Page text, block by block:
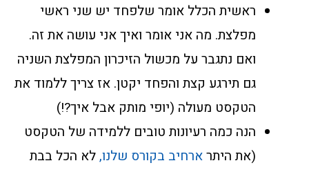
ראשית הכלל אומר שלפחד יש שני ראשי
מפלצת. מה אני אומר ואיך אני עושה את זה.
ואם נתגבר על מכשול הזיכרון המפלצת השניה
גם תירגע קצת והפחד יקטן. אז צריך ללמוד את
הטקסט מעולה (יופי מותק אבל איך?!)
הנה כמה רעיונות טובים ללמידה של הטקסט
(את היתרארחיב בקורס שלנו,לא הכל בבת